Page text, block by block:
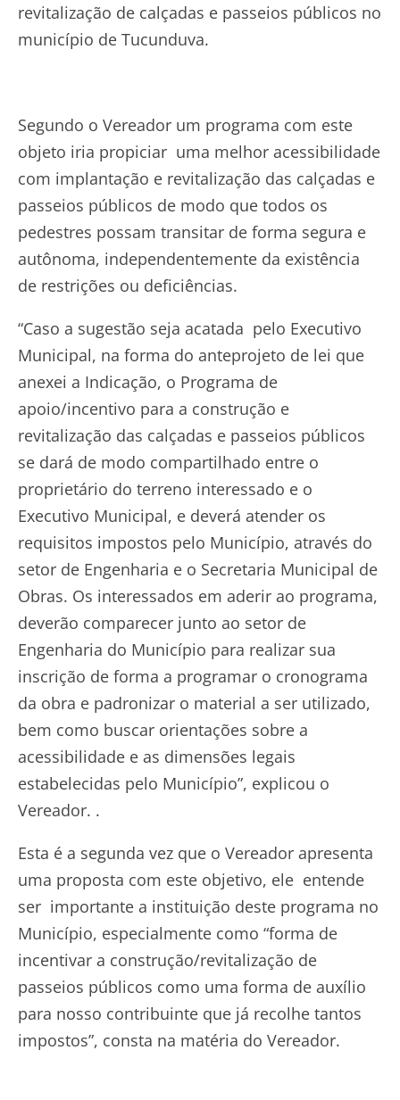
revitalização de calçadas e passeios públicos no
município de Tucunduva.
Segundo o Vereador um programa com este
objeto iria propiciar uma melhor acessibilidade
com implantação e revitalização das calçadas e
passeios públicos de modo que todos os
pedestres possam transitar de forma segura e
autônoma, independentemente da existência
de restrições ou deficiências.
“Caso a sugestão seja acatada pelo Executivo
Municipal, na forma do anteprojeto de lei que
anexei a Indicação, o Programa de
apoio/incentivo para a construção e
revitalização das calçadas e passeios públicos
se dará de modo compartilhado entre o
proprietário do terreno interessado e o
Executivo Municipal, e deverá atender os
requisitos impostos pelo Município, através do
setor de Engenharia e o Secretaria Municipal de
Obras. Os interessados em aderir ao programa,
deverão comparecer junto ao setor de
Engenharia do Município para realizar sua
inscrição de forma a programar o cronograma
da obra e padronizar o material a ser utilizado,
bem como buscar orientações sobre a
acessibilidade e as dimensões legais
estabelecidas pelo Município”, explicou o
Vereador. .
Esta é a segunda vez que o Vereador apresenta
uma proposta com este objetivo, ele entende
ser importante a instituição deste programa no
Município, especialmente como “forma de
incentivar a construção/revitalização de
passeios públicos como uma forma de auxílio
para nosso contribuinte que já recolhe tantos
impostos”, consta na matéria do Vereador.